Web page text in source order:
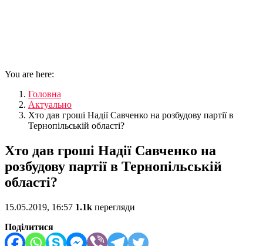
You are here:
Головна
Актуально
Хто дав гроші Надії Савченко на розбудову партії в
Тернопільській області?
Хто дав гроші Надії Савченко на
розбудову партії в Тернопільській
області?
15.05.2019, 16:57 1.1k перегляди
Поділитися